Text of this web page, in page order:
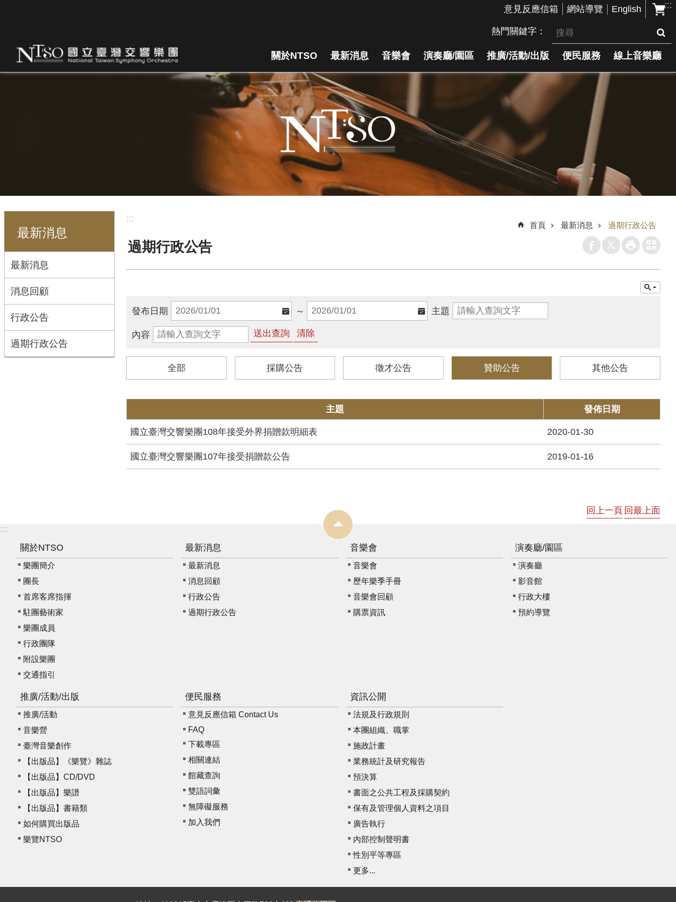
:::
意見反應信箱 網站導覽 English
熱門關鍵字
關於NTSO 最新消息 音樂會 演奏廳/園區 推廣/活動/出版 便民服務 線上音樂廳
最新消息
最新消息
消息回顧
行政公告
過期行政公告
:::
首頁 最新消息 過期行政公告
過期行政公告
發布日期 ～ 主題
內容
全部 採購公告 徵才公告 贊助公告 其他公告
主題 發佈日期
國立臺灣交響樂團108年接受外界捐贈款明細表 2020-01-30
國立臺灣交響樂團107年接受捐贈款公告 2019-01-16
回上一頁 回最上面
:::
關於NTSO
樂團簡介
團長
首席客席指揮
駐團藝術家
樂團成員
行政團隊
附設樂團
交通指引
最新消息
最新消息
消息回顧
行政公告
過期行政公告
音樂會
音樂會
歷年樂季手冊
音樂會回顧
購票資訊
演奏廳/園區
演奏廳
影音館
行政大樓
預約導覽
推廣/活動/出版
推廣/活動
音樂營
臺灣音樂創作
【出版品】《樂覽》雜誌
【出版品】CD/DVD
【出版品】樂譜
【出版品】書籍類
如何購買出版品
樂覽NTSO
便民服務
意見反應信箱 Contact Us
FAQ
下載專區
相關連結
館藏查詢
雙語詞彙
無障礙服務
加入我們
資訊公開
法規及行政規則
本團組織、職掌
施政計畫
業務統計及研究報告
預決算
書面之公共工程及採購契約
保有及管理個人資料之項目
廣告執行
內部控制聲明書
性別平等專區
更多...